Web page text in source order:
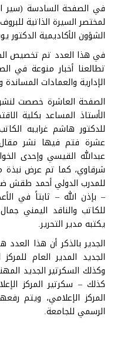
في الصفحة السادسة (سير
لمختصر السيرة الذاتية
الشؤون الأكاديمية
في هذا العدد تم تخصيص
تطالعنا أخبار منوعة في
الإدارية والعمادات المساندة
الصفحة العاشرة خصصت
الأستاذ المساعد بكلية
للدكتور هاشم غرايبه
عشرة فتم فيها نشر مقال
عبدالله القيسي وإحدى
شرقاوي، كما تم عرض نبذة
للمدرب الدولي أحمد طقش
– بإذن الله – ثابتاً في
للكاتب والناقد اليمني
يكتبه مدير التحرير.
الجدير بالذكر أن هذا
الجديد المدير العام
وكذلك السكرتير الجديد
كذلك – سكرتير المركز
المركز الإعلامي، ويتم
الرسمي للجامعة.